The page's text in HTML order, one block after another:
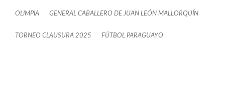
OLIMPIA GENERAL CABALLERO DE JUAN LEÓN MALLORQUÍN
TORNEO CLAUSURA 2025 FÚTBOL PARAGUAYO